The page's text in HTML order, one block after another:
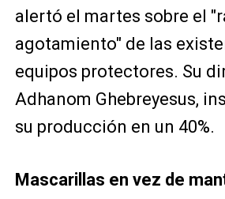
alertó el martes sobre el
agotamiento" de las
equipos protectores. Su
Adhanom Ghebreyesus,
su producción en un 40%.
Mascarillas en vez de